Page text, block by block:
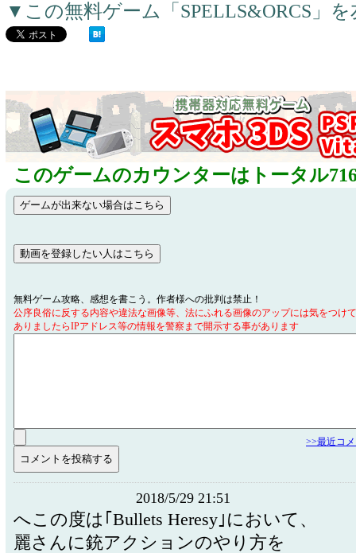
▼この無料ゲーム「SPELLS&ORCS」
このゲームのカウンターはトータル
無料ゲーム攻略、感想を書こう。作者様への批判は禁止！
公序良俗に反する内容や違法な画像等、法にふれる画像のアップには気をつけ
ありましたらIPアドレス等の情報を警察まで開示する事があります
>>最近コ
2018/5/29 21:51
へこの度は｢Bullets Heresy｣において、
麗さんに銃アクションのやり方を